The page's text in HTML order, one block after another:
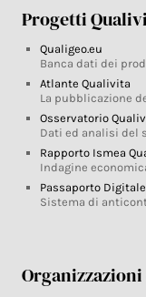
Progetti
Qualigeo.eu
Banca dati dei
Atlante Qualivita
La pubblicazione
Osservatorio
Dati ed analisi del
Rapporto Ismea
Indagine
Passaporto Digitale
Sistema di